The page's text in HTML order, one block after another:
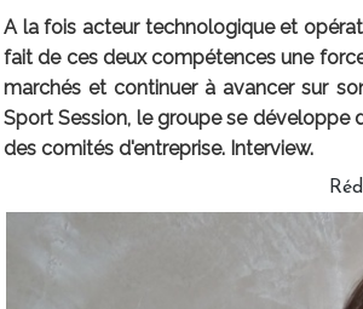
A la fois acteur technologique et
fait de ces deux compétences une
marchés et continuer à avancer sur
Sport Session, le groupe se développe
des comités d'entreprise. Interview.